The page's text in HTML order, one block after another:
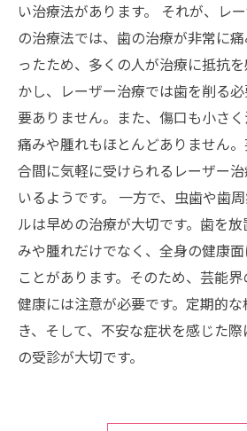
い治療法があります。 それが、レ
の治療法では、歯の治療が非常に
ったため、多くの人が治療に抵抗
かし、レーザー治療では歯を削る
要ありません。また、傷口も小さ
痛みや腫れもほとんどありません
合間に気軽に受けられるレーザー
いるようです。 一方で、虫歯や歯
ルは早めの治療が大切です。歯を
みや腫れだけでなく、全身の健康
ことがあります。そのため、芸能
健康には注意が必要です。定期的
き、そして、不安な症状を感じた
の受診が大切です。